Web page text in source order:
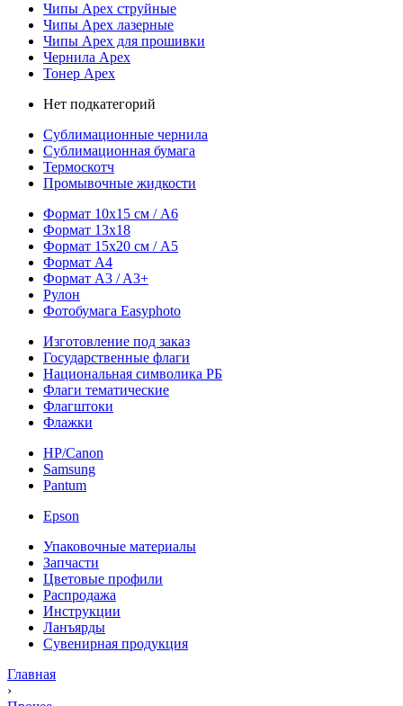
Чипы Apex струйные
Чипы Apex лазерные
Чипы Apex для прошивки
Чернила Apex
Тонер Apex
Нет подкатегорий
Сублимационные чернила
Сублимационная бумага
Термоскотч
Промывочные жидкости
Формат 10х15 см / A6
Формат 13х18
Формат 15х20 см / A5
Формат А4
Формат A3 / A3+
Рулон
Фотобумага Easyphoto
Изготовление под заказ
Государственные флаги
Национальная символика РБ
Флаги тематические
Флагштоки
Флажки
HP/Canon
Samsung
Pantum
Epson
Упаковочные материалы
Запчасти
Цветовые профили
Распродажа
Инструкции
Ланъярды
Сувенирная продукция
Главная
›